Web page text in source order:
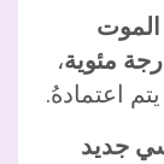
،
جديد